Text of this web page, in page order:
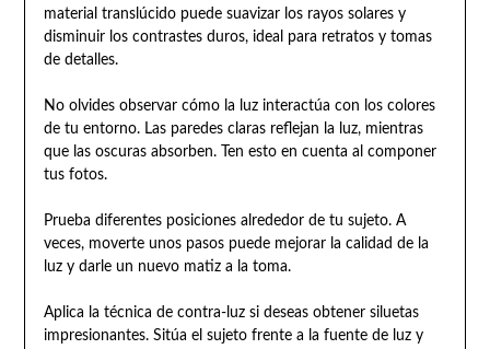
material translúcido puede suavizar los rayos solares y
disminuir los contrastes duros, ideal para retratos y tomas
de detalles.
No olvides observar cómo la luz interactúa con los colores
de tu entorno. Las paredes claras reflejan la luz, mientras
que las oscuras absorben. Ten esto en cuenta al componer
tus fotos.
Prueba diferentes posiciones alrededor de tu sujeto. A
veces, moverte unos pasos puede mejorar la calidad de la
luz y darle un nuevo matiz a la toma.
Aplica la técnica de contra-luz si deseas obtener siluetas
impresionantes. Sitúa el sujeto frente a la fuente de luz y